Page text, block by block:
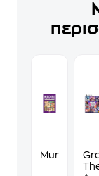
Murdoku